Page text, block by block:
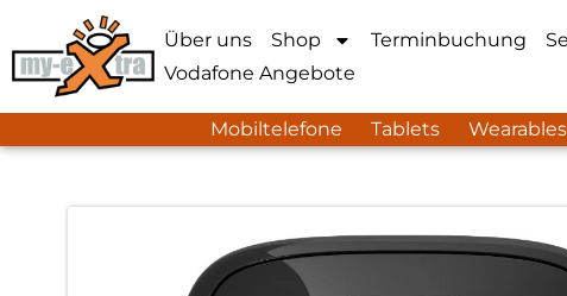
Über uns Shop Terminbuchung
Vodafone Angebote
Mobiltelefone Tablets Wearables